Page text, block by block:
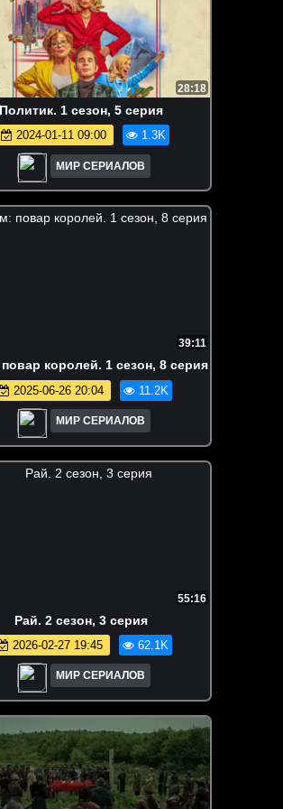
28:18
Политик. 1 сезон, 5 серия
2024-01-11 09:00 1.3K
МИР СЕРИАЛОВ
39:11
королей. 1 сезон, 8 серия
2025-06-26 20:04 11.2K
МИР СЕРИАЛОВ
55:16
Рай. 2 сезон, 3 серия
2026-02-27 19:45 62.1K
МИР СЕРИАЛОВ